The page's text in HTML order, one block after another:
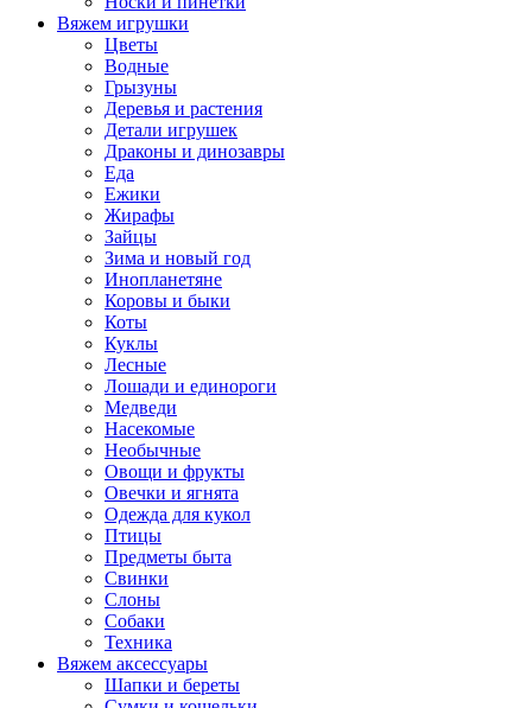
Вяжем игрушки
Цветы
Водные
Грызуны
Деревья и растения
Детали игрушек
Драконы и динозавры
Еда
Ежики
Жирафы
Зайцы
Зима и новый год
Инопланетяне
Коровы и быки
Коты
Куклы
Лесные
Лошади и единороги
Медведи
Насекомые
Необычные
Овощи и фрукты
Овечки и ягнята
Одежда для кукол
Птицы
Предметы быта
Свинки
Слоны
Собаки
Техника
Вяжем аксессуары
Шапки и береты